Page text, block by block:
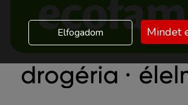
Elfogadom Mindet